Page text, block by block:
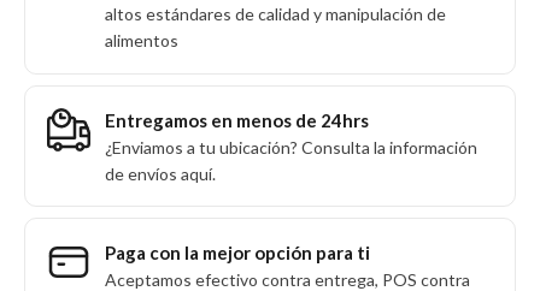
altos estándares de calidad y manipulación de
alimentos
Entregamos en menos de 24hrs
¿Enviamos a tu ubicación? Consulta la información
de envíos aquí.
Paga con la mejor opción para ti
Aceptamos efectivo contra entrega, POS contra